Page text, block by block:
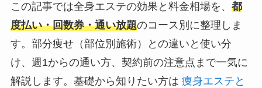
この記事では全身エステの効果と料金相場を、 都
度払い・回数券・通い放題のコース別に整理しま
す。部分痩せ（部位別施術）との違いと使い分
け、週1からの通い方、契約前の注意点まで一気に
解説します。基礎から知りたい方は 痩身エステと